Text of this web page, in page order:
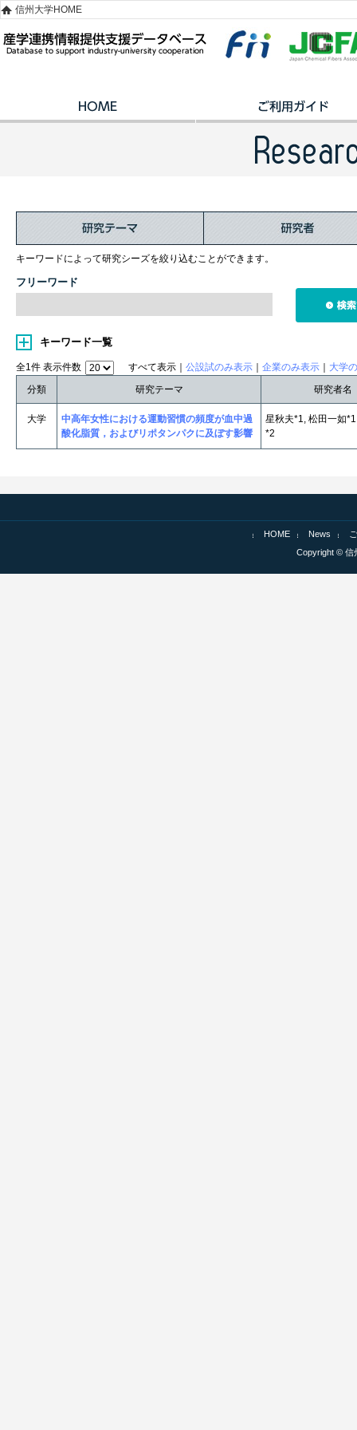
信州大学HOME
キーワードによって研究シーズを絞り込むことができます。
フリーワード
キーワード一覧
全1件 表示件数 すべて表示｜ 公設試のみ表示 企業のみ表示
大学
分類
研究テーマ 研究者名
大学
中高年女性における運動習慣の頻度が血中過
酸化脂質，およびリポタンパクに及ぼす影響
星秋夫*1, 松田一如
*2
HOME News
Copyright © 信